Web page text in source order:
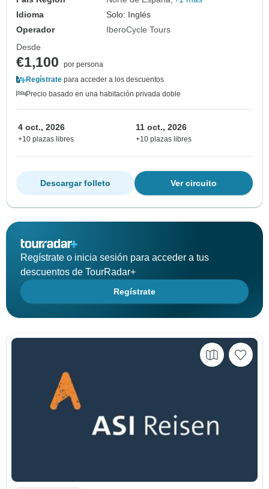
Idioma
Solo: Inglés
Operador
IberoCycle Tours
Desde
€1,100
por persona
Regístrate para acceder a los descuentos
Precio basado en una habitación privada doble
4 oct., 2026
+10 plazas libres
11 oct., 2026
+10 plazas libres
Ver circuito
Descargar folleto
Regístrate o inicia sesión para acceder a tus
descuentos de TourRadar+
Regístrate